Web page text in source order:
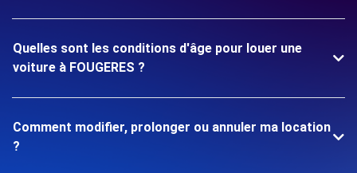
Quelles sont les conditions d'âge pour louer une
voiture à FOUGERES ?
Comment modifier, prolonger ou annuler ma location
?